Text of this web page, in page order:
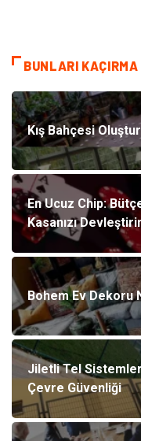
BUNLARI KAÇIRMA
Kış Bahçesi
En Ucuz Chip:
Kasanızı
Bohem Ev Dekoru
Jiletli Tel
Çevre Güvenliği